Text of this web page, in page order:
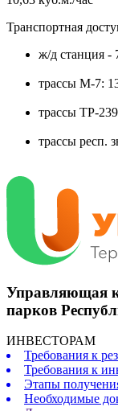
Транспортная
ж/д станция -
трассы М-7:
трассы ТР-
трассы респ.
Управляющая
парков
ИНВЕСТОРАМ
Требования к
Требования к
Этапы
Необходимые